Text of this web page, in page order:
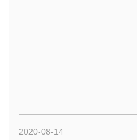
2020-08-14